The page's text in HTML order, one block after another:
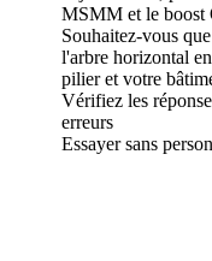
MSMM et le boost
Souhaitez-vous
l'arbre horizontal
pilier et votre
Vérifiez les
erreurs
Essayer sans